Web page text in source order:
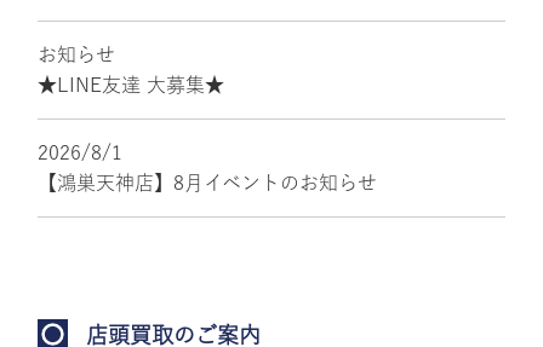
お知らせ
★LINE友達 大募集★
2026/8/1
【鴻巣天神店】8月イベントのお知らせ
店頭買取のご案内